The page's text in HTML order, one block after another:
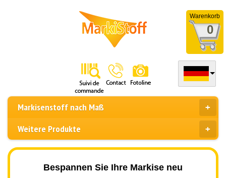
Warenkorb
0
Markisenstoff nach Maß
Weitere Produkte
Bespannen Sie Ihre Markise neu